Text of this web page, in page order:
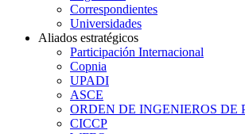
Correspondientes
Universidades
Aliados estratégicos
Participación Internacional
Copnia
UPADI
ASCE
ORDEN DE INGENIEROS DE
CICCP